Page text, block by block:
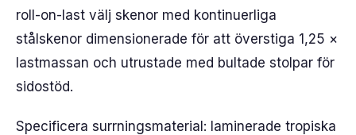
roll-on-last välj skenor med kontinuerliga
stålskenor dimensionerade för att överstiga 1,25 ×
lastmassan och utrustade med bultade stolpar för
sidostöd.
Specificera surrningsmaterial: laminerade tropiska